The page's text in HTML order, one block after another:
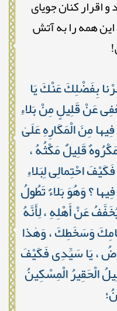
اقرار کنان جویای
همه را به آتش
بِفَضْلِكَ عَنْكَ يَا
عَنْ قَلِيلٍ مِنْ بَلاءِ
مِنَ الْمَكَارِهِ عَلَىٰ
قَلِيلٌ مَكْثُهُ ،
احْتِمالِى لِبَلاءِ
؟ وَهُوَ بَلاءٌ تَطُولُ
عَنْ أَهْلِهِ ، لِأَنَّهُ
وَسَخَطِكَ ، وَهٰذا
، يَا سَيِّدِى فَكَيْفَ
الْحَقِيرُ الْمِسْكِينُ